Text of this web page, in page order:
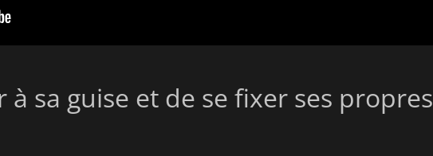
sa guise et de se fixer ses propres